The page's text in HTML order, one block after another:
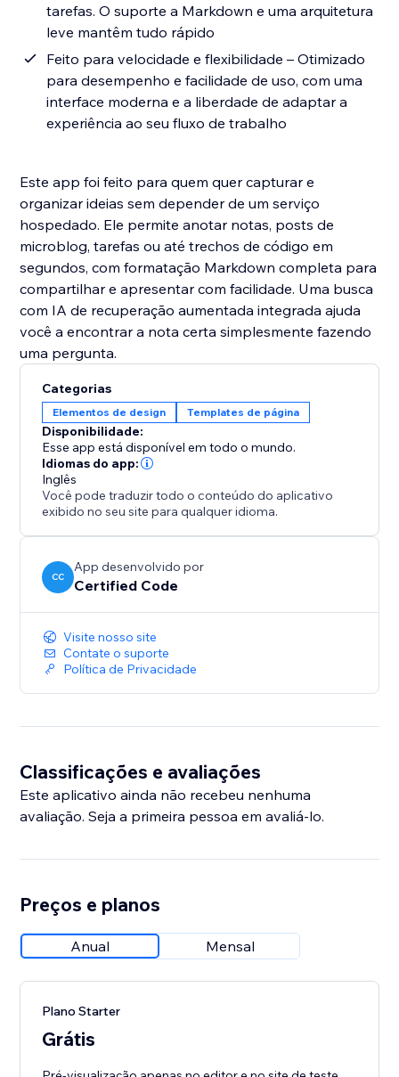
tarefas. O suporte a Markdown e uma arquitetura
leve mantêm tudo rápido
Feito para velocidade e flexibilidade – Otimizado
para desempenho e facilidade de uso, com uma
interface moderna e a liberdade de adaptar a
experiência ao seu fluxo de trabalho
Este app foi feito para quem quer capturar e
organizar ideias sem depender de um serviço
hospedado. Ele permite anotar notas, posts de
microblog, tarefas ou até trechos de código em
segundos, com formatação Markdown completa para
compartilhar e apresentar com facilidade. Uma busca
com IA de recuperação aumentada integrada ajuda
você a encontrar a nota certa simplesmente fazendo
uma pergunta.
Categorias
Elementos de design Templates de página
Disponibilidade:
Esse app está disponível em todo o mundo.
Idiomas do app:
Inglês
Você pode traduzir todo o conteúdo do aplicativo
exibido no seu site para qualquer idioma.
CC
App desenvolvido por
Certified Code
Visite nosso site
Contate o suporte
Política de Privacidade
Classificações e avaliações
Este aplicativo ainda não recebeu nenhuma
avaliação. Seja a primeira pessoa em avaliá-lo.
Preços e planos
Anual Mensal
Plano Starter
Grátis